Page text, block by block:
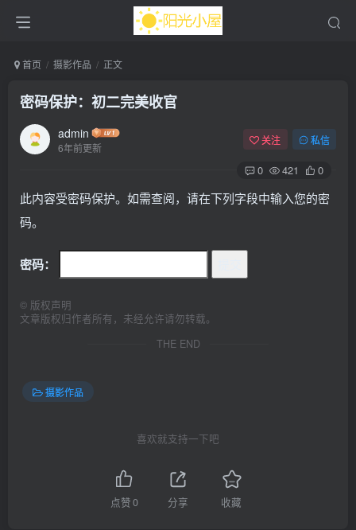
首页 摄影作品 正文
密码保护：初二完美收官
admin
6年前更新
关注 私信
0 421 0
此内容受密码保护。如需查阅，请在下列字段中输入您的密
码。
密码：
© 版权声明
文章版权归作者所有，未经允许请勿转载。
THE END
摄影作品
喜欢就支持一下吧
点赞0 分享 收藏